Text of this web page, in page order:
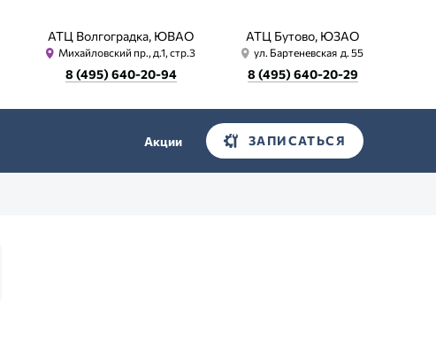
АТЦ Волгоградка, ЮВАО
Михайловский пр., д.1, стр.3
8 (495) 640-20-94
АТЦ Бутово, ЮЗАО
ул. Бартеневская д. 55
8 (495) 640-20-29
Акции ЗАПИСАТЬСЯ